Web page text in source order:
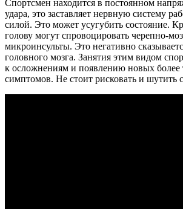
Спортсмен находится в постоянном
удара, это заставляет нервную систему
силой. Это может усугубить состояние.
голову могут спровоцировать черепно-
микроинсульты. Это негативно
головного мозга. Занятия этим видом
к осложнениям и появлению новых более
симптомов. Не стоит рисковать и шутить